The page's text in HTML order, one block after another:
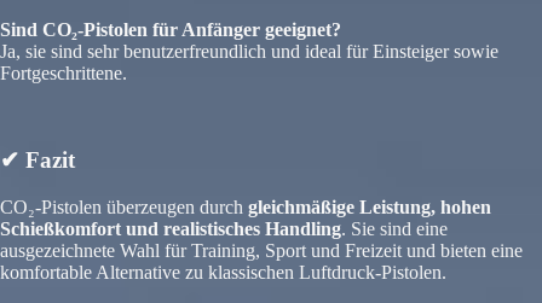
Sind CO₂-Pistolen für Anfänger geeignet?
Ja, sie sind sehr benutzerfreundlich und ideal für Einsteiger sowie
Fortgeschrittene.
✔ Fazit
CO₂-Pistolen überzeugen durch gleichmäßige Leistung, hohen
Schießkomfort und realistisches Handling. Sie sind eine
ausgezeichnete Wahl für Training, Sport und Freizeit und bieten eine
komfortable Alternative zu klassischen Luftdruck-Pistolen.